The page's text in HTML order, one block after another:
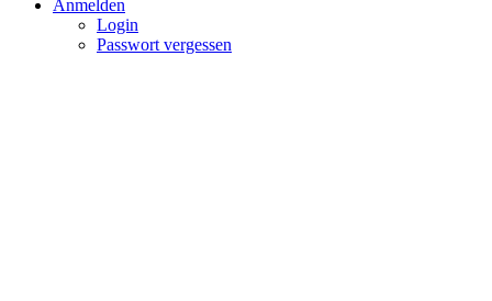
Anmelden
Login
Passwort vergessen